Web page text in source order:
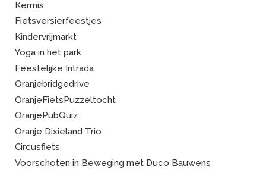
Kermis
Fietsversierfeestjes
Kindervrijmarkt
Yoga in het park
Feestelijke Intrada
Oranjebridgedrive
OranjeFietsPuzzeltocht
OranjePubQuiz
Oranje Dixieland Trio
Circusfiets
Voorschoten in Beweging met Duco Bauwens